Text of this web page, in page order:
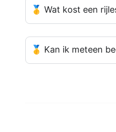
🥇 Wat kost een
🥇 Kan ik meteen